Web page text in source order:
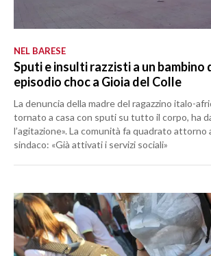
NEL BARESE
Sputi e insulti razzisti a un bambino
episodio choc a Gioia del Colle
La denuncia della madre del ragazzino italo-
tornato a casa con sputi su tutto il corpo, ha
l’agitazione». La comunità fa quadrato attorno
sindaco: «Già attivati i servizi sociali»